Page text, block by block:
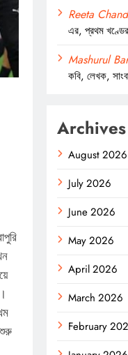
Reeta
এর, প্রথম
Mashurul
কবি, লেখক,
Archives
August 2026
July 2026
June 2026
May 2026
April 2026
March 2026
February